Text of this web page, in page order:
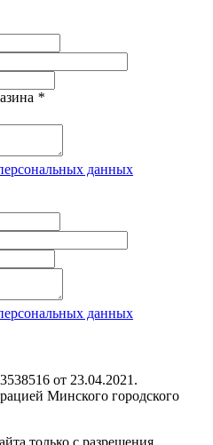
*
данных
данных
от 23.04.2021.
Минского городского